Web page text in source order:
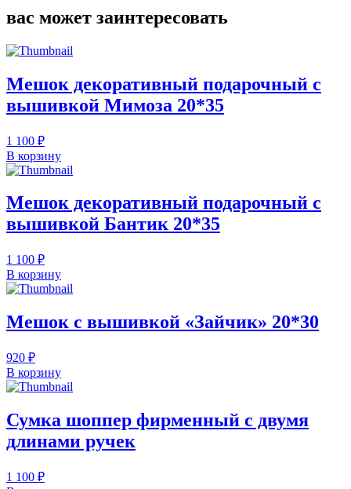
вас может заинтересовать
Мешок декоративный подарочный с
вышивкой Мимоза 20*35
1 100 ₽
В корзину
Мешок декоративный подарочный с
вышивкой Бантик 20*35
1 100 ₽
В корзину
Мешок с вышивкой «Зайчик» 20*30
920 ₽
В корзину
Сумка шоппер фирменный с двумя
длинами ручек
1 100 ₽